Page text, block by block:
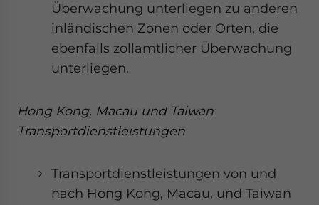
Überwachung unterliegen zu anderen
inländischen Zonen oder Orten, die
ebenfalls zollamtlicher Überwachung
unterliegen.
Hong Kong, Macau und Taiwan
Transportdienstleistungen
Transportdienstleistungen von und
nach Hong Kong, Macau, und Taiwan